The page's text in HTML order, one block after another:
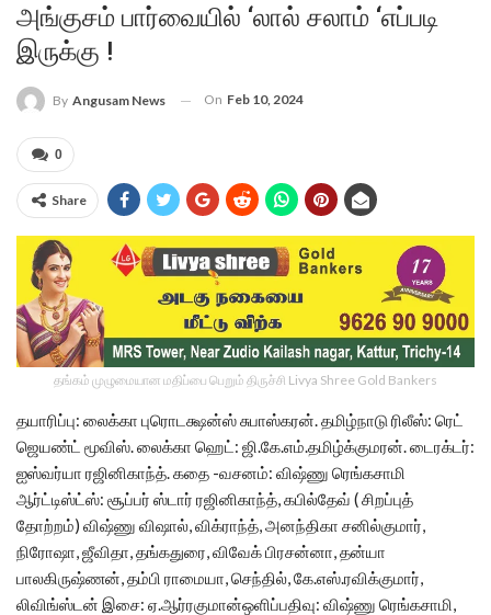
அங்குசம் பார்வையில் ‘லால் சலாம் ‘எப்படி
இருக்கு !
By Angusam News On Feb 10, 2024
0
Share
தங்கம் முழுமையான மதிப்பை பெறும் திருச்சி Livya Shree Gold Bankers
தயாரிப்பு: லைக்கா புரொடக்ஷன்ஸ் சுபாஸ்கரன். தமிழ்நாடு ரிலீஸ்: ரெட்
ஜெயண்ட் மூவிஸ். லைக்கா ஹெட்: ஜி.கே.எம்.தமிழ்க்குமரன். டைரக்டர்:
ஐஸ்வர்யா ரஜினிகாந்த். கதை -வசனம்: விஷ்ணு ரெங்கசாமி
ஆர்ட்டிஸ்ட்ஸ்: சூப்பர் ஸ்டார் ரஜினிகாந்த், கபில்தேவ் ( சிறப்புத்
தோற்றம்) விஷ்ணு விஷால், விக்ராந்த், அனந்திகா சனில்குமார்,
நிரோஷா, ஜீவிதா, தங்கதுரை, விவேக் பிரசன்னா, தன்யா
பாலகிருஷ்ணன், தம்பி ராமையா, செந்தில், கே.எஸ்.ரவிக்குமார்,
லிவிங்ஸ்டன் இசை: ஏ.ஆர்‌ரகுமான்ஒளிப்பதிவு: விஷ்ணு ரெங்கசாமி,